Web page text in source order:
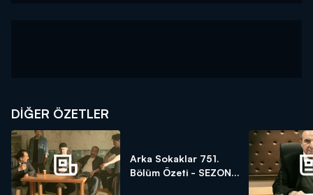
DİĞER ÖZETLER
Arka Sokaklar 751.
Bölüm Özeti - SEZON...